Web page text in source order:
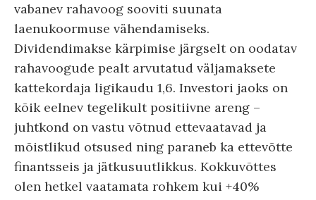
vabanev rahavoog sooviti suunata
laenukoormuse vähendamiseks.
Dividendimakse kärpimise järgselt on oodatav
rahavoogude pealt arvutatud väljamaksete
kattekordaja ligikaudu 1,6. Investori jaoks on
kõik eelnev tegelikult positiivne areng –
juhtkond on vastu võtnud ettevaatavad ja
mõistlikud otsused ning paraneb ka ettevõtte
finantsseis ja jätkusuutlikkus. Kokkuvõttes
olen hetkel vaatamata rohkem kui +40%